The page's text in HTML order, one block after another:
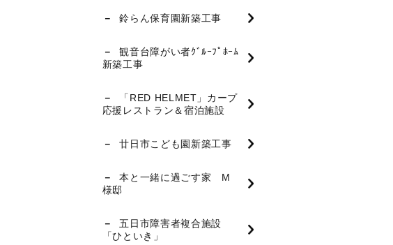
鈴らん保育園新築工事
観音台障がい者ｸﾞﾙｰﾌﾟﾎｰﾑ
新築工事
「RED HELMET」カープ
応援レストラン＆宿泊施設
廿日市こども園新築工事
本と一緒に過ごす家 M
様邸
五日市障害者複合施設
「ひといき」